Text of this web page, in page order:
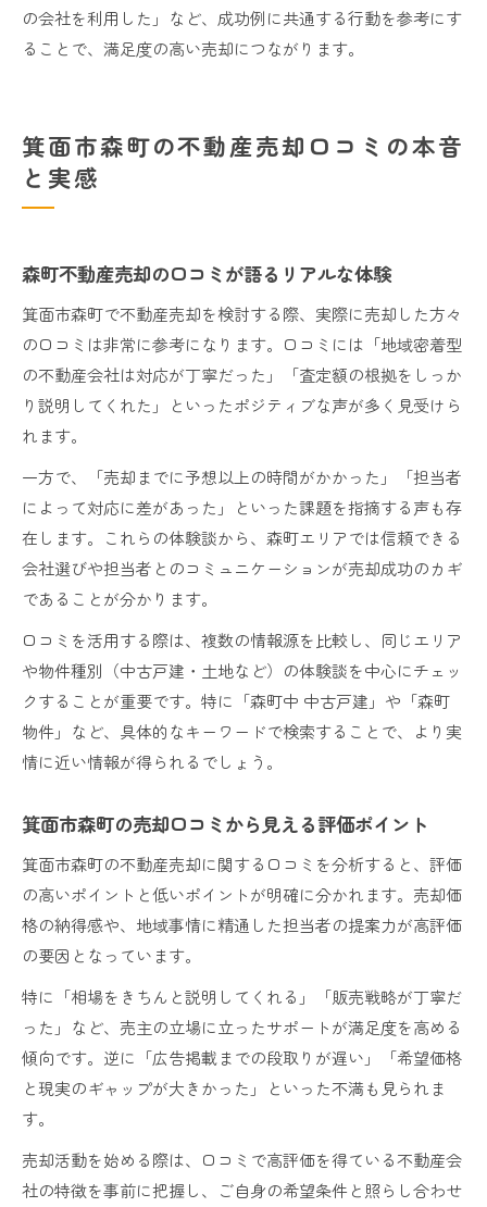
の会社を利用した」など、成功例に共通する行動を参考にす
ることで、満足度の高い売却につながります。
箕面市森町の不動産売却口コミの本音
と実感
森町不動産売却の口コミが語るリアルな体験
箕面市森町で不動産売却を検討する際、実際に売却した方々
の口コミは非常に参考になります。口コミには「地域密着型
の不動産会社は対応が丁寧だった」「査定額の根拠をしっか
り説明してくれた」といったポジティブな声が多く見受けら
れます。
一方で、「売却までに予想以上の時間がかかった」「担当者
によって対応に差があった」といった課題を指摘する声も存
在します。これらの体験談から、森町エリアでは信頼できる
会社選びや担当者とのコミュニケーションが売却成功のカギ
であることが分かります。
口コミを活用する際は、複数の情報源を比較し、同じエリア
や物件種別（中古戸建・土地など）の体験談を中心にチェッ
クすることが重要です。特に「森町中 中古戸建」や「森町
物件」など、具体的なキーワードで検索することで、より実
情に近い情報が得られるでしょう。
箕面市森町の売却口コミから見える評価ポイント
箕面市森町の不動産売却に関する口コミを分析すると、評価
の高いポイントと低いポイントが明確に分かれます。売却価
格の納得感や、地域事情に精通した担当者の提案力が高評価
の要因となっています。
特に「相場をきちんと説明してくれる」「販売戦略が丁寧だ
った」など、売主の立場に立ったサポートが満足度を高める
傾向です。逆に「広告掲載までの段取りが遅い」「希望価格
と現実のギャップが大きかった」といった不満も見られま
す。
売却活動を始める際は、口コミで高評価を得ている不動産会
社の特徴を事前に把握し、ご自身の希望条件と照らし合わせ